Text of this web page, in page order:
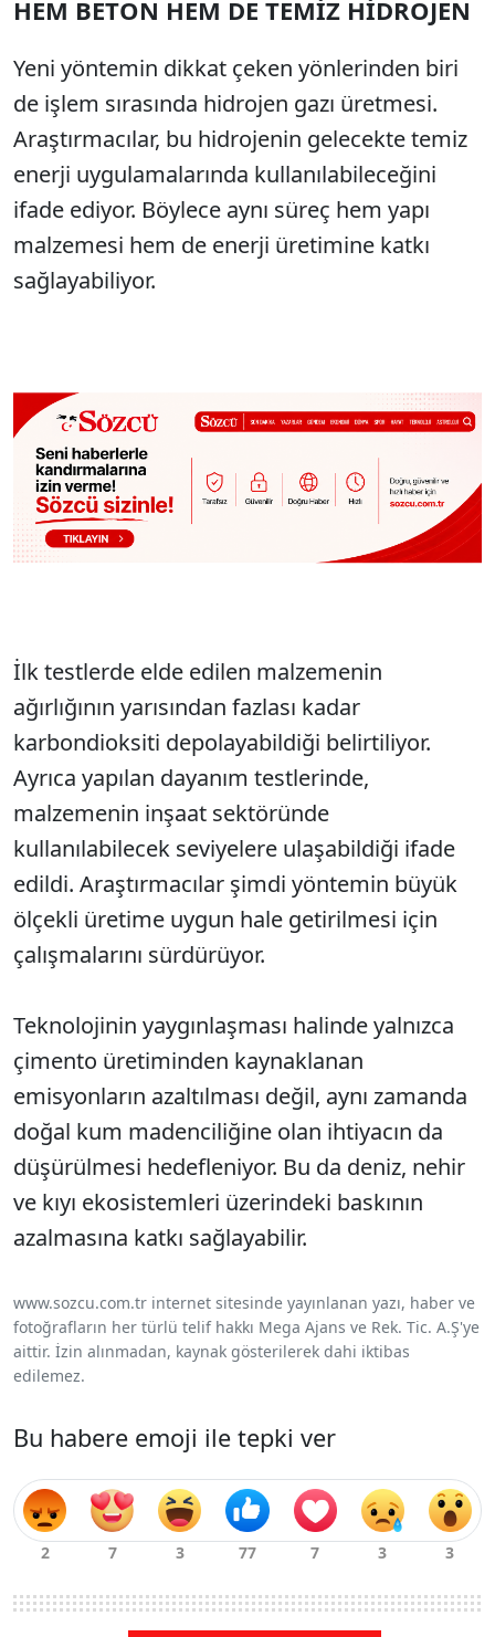
HEM BETON HEM DE TEMİZ HİDROJEN
Yeni yöntemin dikkat çeken yönlerinden biri
de işlem sırasında hidrojen gazı üretmesi.
Araştırmacılar, bu hidrojenin gelecekte temiz
enerji uygulamalarında kullanılabileceğini
ifade ediyor. Böylece aynı süreç hem yapı
malzemesi hem de enerji üretimine katkı
sağlayabiliyor.
İlk testlerde elde edilen malzemenin
ağırlığının yarısından fazlası kadar
karbondioksiti depolayabildiği belirtiliyor.
Ayrıca yapılan dayanım testlerinde,
malzemenin inşaat sektöründe
kullanılabilecek seviyelere ulaşabildiği ifade
edildi. Araştırmacılar şimdi yöntemin büyük
ölçekli üretime uygun hale getirilmesi için
çalışmalarını sürdürüyor.
Teknolojinin yaygınlaşması halinde yalnızca
çimento üretiminden kaynaklanan
emisyonların azaltılması değil, aynı zamanda
doğal kum madenciliğine olan ihtiyacın da
düşürülmesi hedefleniyor. Bu da deniz, nehir
ve kıyı ekosistemleri üzerindeki baskının
azalmasına katkı sağlayabilir.
www.sozcu.com.tr internet sitesinde yayınlanan yazı, haber ve
fotoğrafların her türlü telif hakkı Mega Ajans ve Rek. Tic. A.Ş'ye
aittir. İzin alınmadan, kaynak gösterilerek dahi iktibas
edilemez.
Bu habere emoji ile tepki ver